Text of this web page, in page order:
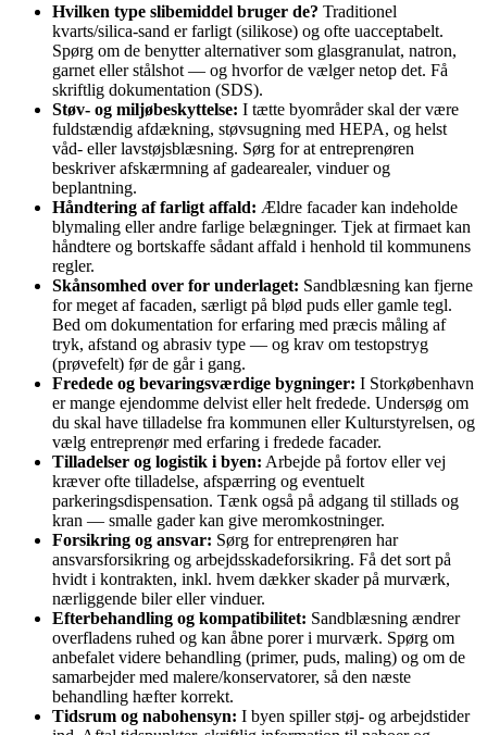
Hvilken type slibemiddel bruger de? Traditionel
kvarts/silica-sand er farligt (silikose) og ofte uacceptabelt.
Spørg om de benytter alternativer som glasgranulat, natron,
garnet eller stålshot — og hvorfor de vælger netop det. Få
skriftlig dokumentation (SDS).
Støv- og miljøbeskyttelse: I tætte byområder skal der være
fuldstændig afdækning, støvsugning med HEPA, og helst
våd- eller lavstøjsblæsning. Sørg for at entreprenøren
beskriver afskærmning af gadearealer, vinduer og
beplantning.
Håndtering af farligt affald: Ældre facader kan indeholde
blymaling eller andre farlige belægninger. Tjek at firmaet kan
håndtere og bortskaffe sådant affald i henhold til kommunens
regler.
Skånsomhed over for underlaget: Sandblæsning kan fjerne
for meget af facaden, særligt på blød puds eller gamle tegl.
Bed om dokumentation for erfaring med præcis måling af
tryk, afstand og abrasiv type — og krav om testopstryg
(prøvefelt) før de går i gang.
Fredede og bevaringsværdige bygninger: I Storkøbenhavn
er mange ejendomme delvist eller helt fredede. Undersøg om
du skal have tilladelse fra kommunen eller Kulturstyrelsen, og
vælg entreprenør med erfaring i fredede facader.
Tilladelser og logistik i byen: Arbejde på fortov eller vej
kræver ofte tilladelse, afspærring og eventuelt
parkeringsdispensation. Tænk også på adgang til stillads og
kran — smalle gader kan give meromkostninger.
Forsikring og ansvar: Sørg for entreprenøren har
ansvarsforsikring og arbejdsskadeforsikring. Få det sort på
hvidt i kontrakten, inkl. hvem dækker skader på murværk,
nærliggende biler eller vinduer.
Efterbehandling og kompatibilitet: Sandblæsning ændrer
overfladens ruhed og kan åbne porer i murværk. Spørg om
anbefalet videre behandling (primer, puds, maling) og om de
samarbejder med malere/konservatorer, så den næste
behandling hæfter korrekt.
Tidsrum og nabohensyn: I byen spiller støj- og arbejdstider